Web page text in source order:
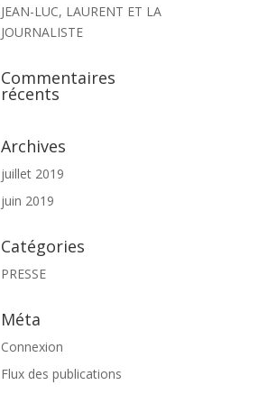
JEAN-LUC, LAURENT ET LA
JOURNALISTE
Commentaires
récents
Archives
juillet 2019
juin 2019
Catégories
PRESSE
Méta
Connexion
Flux des publications